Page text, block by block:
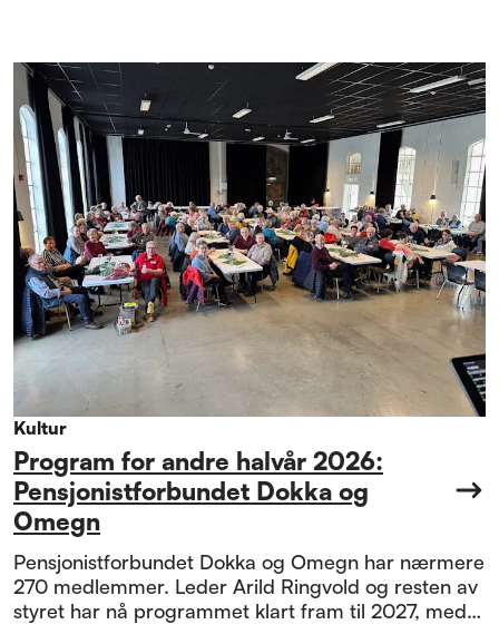
Kultur
Program for andre halvår 2026:
Pensjonistforbundet Dokka og
Omegn
Pensjonistforbundet Dokka og Omegn har nærmere
270 medlemmer. Leder Arild Ringvold og resten av
styret har nå programmet klart fram til 2027, med